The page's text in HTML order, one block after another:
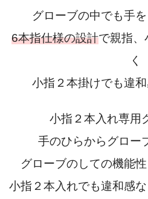
グローブの中でも手を
6本指仕様の設計で親指、
く
小指２本掛けでも違和
小指２本入れ専用
手のひらからグロー
グローブのしての機能
小指２本入れでも違和感